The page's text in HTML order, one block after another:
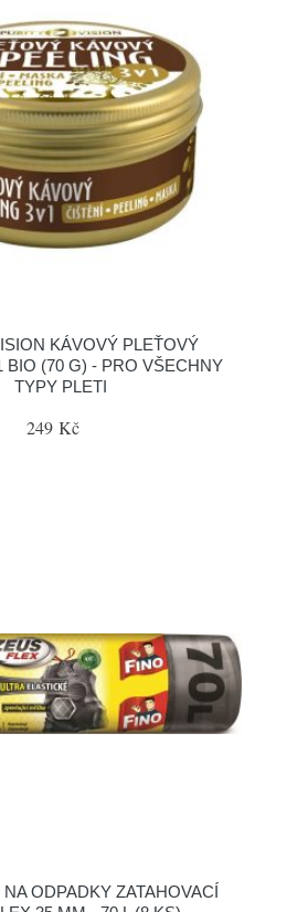
KÁVOVÝ PLEŤOVÝ
BIO (70 G) - PRO VŠECHNY
TYPY PLETI
249 Kč
ODPADKY ZATAHOVACÍ